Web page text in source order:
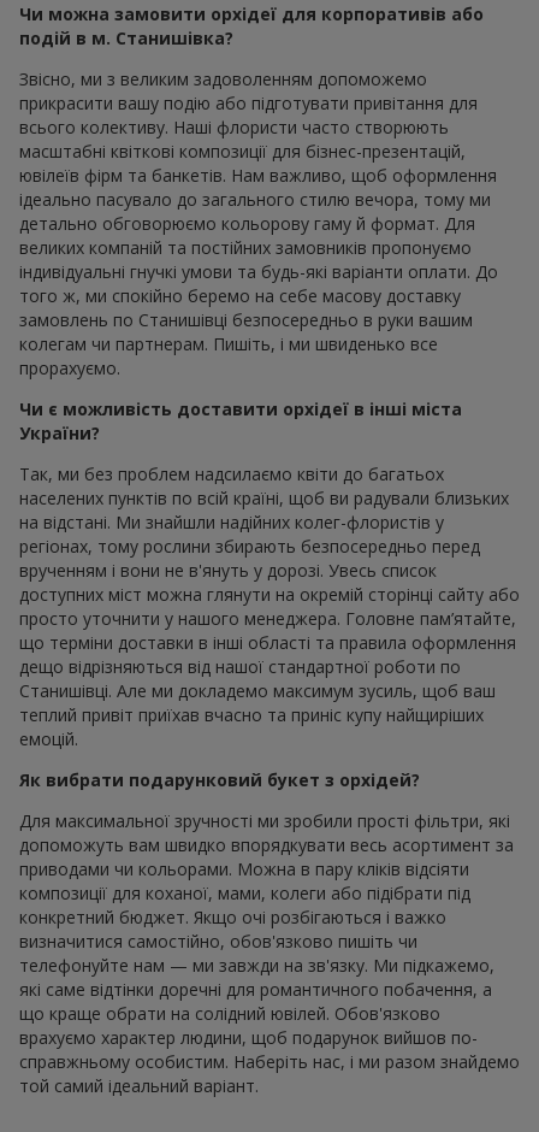
Чи можна замовити орхідеї для корпоративів або
подій в м. Станишівка?
Звісно, ми з великим задоволенням допоможемо
прикрасити вашу подію або підготувати привітання для
всього колективу. Наші флористи часто створюють
масштабні квіткові композиції для бізнес-презентацій,
ювілеїв фірм та банкетів. Нам важливо, щоб оформлення
ідеально пасувало до загального стилю вечора, тому ми
детально обговорюємо кольорову гаму й формат. Для
великих компаній та постійних замовників пропонуємо
індивідуальні гнучкі умови та будь-які варіанти оплати. До
того ж, ми спокійно беремо на себе масову доставку
замовлень по Станишівці безпосередньо в руки вашим
колегам чи партнерам. Пишіть, і ми швиденько все
прорахуємо.
Чи є можливість доставити орхідеї в інші міста
України?
Так, ми без проблем надсилаємо квіти до багатьох
населених пунктів по всій країні, щоб ви радували близьких
на відстані. Ми знайшли надійних колег-флористів у
регіонах, тому рослини збирають безпосередньо перед
врученням і вони не в'януть у дорозі. Увесь список
доступних міст можна глянути на окремій сторінці сайту або
просто уточнити у нашого менеджера. Головне пам’ятайте,
що терміни доставки в інші області та правила оформлення
дещо відрізняються від нашої стандартної роботи по
Станишівці. Але ми докладемо максимум зусиль, щоб ваш
теплий привіт приїхав вчасно та приніс купу найщиріших
емоцій.
Як вибрати подарунковий букет з орхідей?
Для максимальної зручності ми зробили прості фільтри, які
допоможуть вам швидко впорядкувати весь асортимент за
приводами чи кольорами. Можна в пару кліків відсіяти
композиції для коханої, мами, колеги або підібрати під
конкретний бюджет. Якщо очі розбігаються і важко
визначитися самостійно, обов'язково пишіть чи
телефонуйте нам — ми завжди на зв'язку. Ми підкажемо,
які саме відтінки доречні для романтичного побачення, а
що краще обрати на солідний ювілей. Обов'язково
врахуємо характер людини, щоб подарунок вийшов по-
справжньому особистим. Наберіть нас, і ми разом знайдемо
той самий ідеальний варіант.